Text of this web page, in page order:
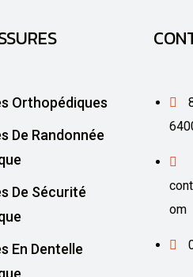
Orthopédiques
De Randonnée
De Sécurité
En Dentelle
om